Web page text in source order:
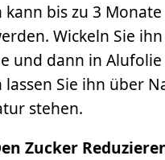
kann bis zu 3 Monate
Wickeln Sie
und dann in Alufolie
Sie ihn über
stehen.
Zucker